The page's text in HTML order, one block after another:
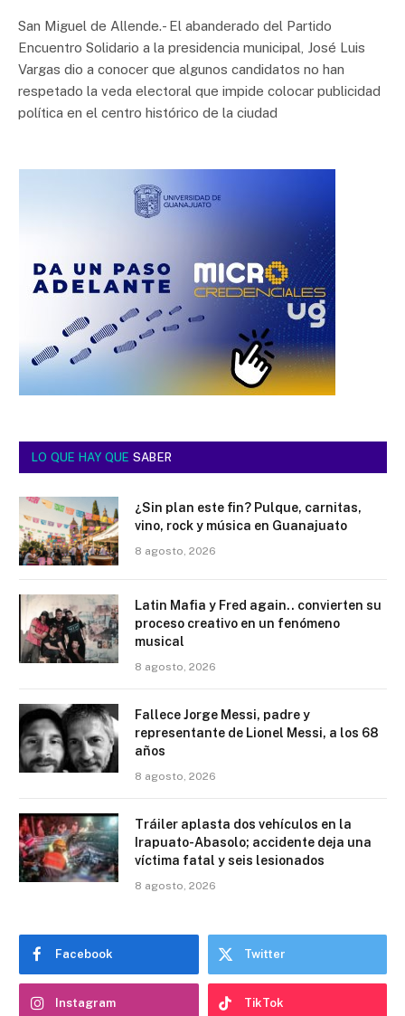
San Miguel de Allende.- El abanderado del Partido
Encuentro Solidario a la presidencia municipal, José Luis
Vargas dio a conocer que algunos candidatos no han
respetado la veda electoral que impide colocar publicidad
política en el centro histórico de la ciudad
LO QUE HAY QUE SABER
¿Sin plan este fin? Pulque, carnitas,
vino, rock y música en Guanajuato
8 agosto, 2026
Latin Mafia y Fred again.. convierten su
proceso creativo en un fenómeno
musical
8 agosto, 2026
Fallece Jorge Messi, padre y
representante de Lionel Messi, a los 68
años
8 agosto, 2026
Tráiler aplasta dos vehículos en la
Irapuato-Abasolo; accidente deja una
víctima fatal y seis lesionados
8 agosto, 2026
Facebook Twitter
Instagram TikTok